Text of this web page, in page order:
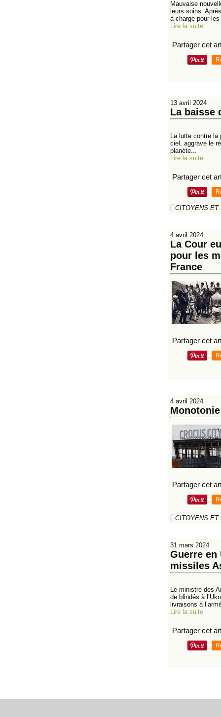
Mauvaise
leurs soins.
à charge pour
Lire la suite
Partager cet
13 avril 2024
La baisse
La lutte contre la
ciel, aggrave le
planète...
Lire la suite
Partager cet
CITOYENS ET
4 avril 2024
La Cour
pour les
France
Partager cet
4 avril 2024
Partager cet
CITOYENS ET
31 mars 2024
Guerre en
missiles
Le ministre des
de blindés à
livraisons à
Lire la suite
Partager cet